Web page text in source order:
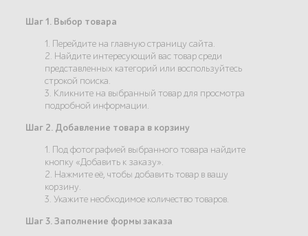
Шаг 1. Выбор товара
1. Перейдите на главную страницу сайта.
2. Найдите интересующий вас товар среди
представленных категорий или воспользуйтесь
строкой поиска.
3. Кликните на выбранный товар для просмотра
подробной информации.
Шаг 2. Добавление товара в корзину
1. Под фотографией выбранного товара найдите
кнопку «Добавить к заказу».
2. Нажмите её, чтобы добавить товар в вашу
корзину.
3. Укажите необходимое количество товаров.
Шаг 3. Заполнение формы заказа